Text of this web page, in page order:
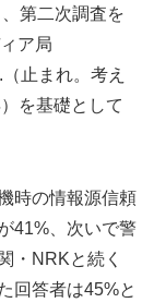
第二次調査を
ア局
止まれ。考え
を基礎として
時の情報源信頼
41%、次いで警
・NRKと続く
回答者は45%と